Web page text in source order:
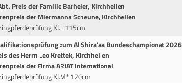
Preis der Familie Barheier, Kirchhellen
der Miermanns Scheune, Kirchhellen
Kl.L 115cm
zum Al Shira'aa Bundeschampionat 2026
des Herrn Leo Krettek, Kirchhellen
der Firma ARIAT International
Kl.M* 120cm